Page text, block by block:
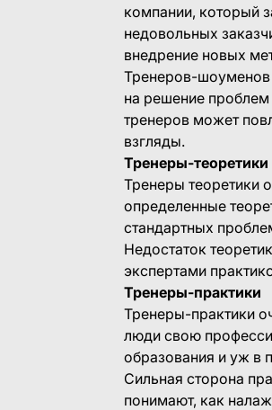
компании, который
недовольных
внедрение новых
Тренеров-шоуменов
на решение проблем
тренеров может
взгляды.
Тренеры-теоретики
Тренеры теоретики
определенные
стандартных
Недостаток
экспертами
Тренеры-практики
Тренеры-практики
люди свою
образования и уж в
Сильная сторона
понимают, как